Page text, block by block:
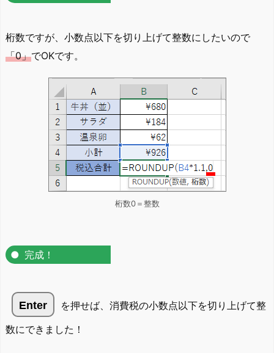
桁数ですが、小数点以下を切り上げて整数にしたいので
「0」でOKです。
桁数0＝整数
完成！
Enter
を押せば、消費税の小数点以下を切り上げて整
数にできました！